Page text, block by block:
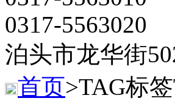
0317-5563020
泊头市龙华街
首页>TAG标签